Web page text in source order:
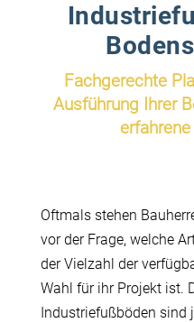
Fachgerechte
Ausführung Ihrer
Oftmals stehen
vor der Frage, welche
der Vielzahl der
Wahl für ihr Projekt ist.
Industriefußböden sind